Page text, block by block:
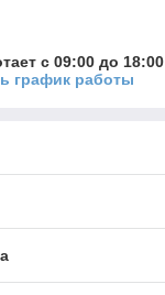
с 09:00 до 18:00
график работы